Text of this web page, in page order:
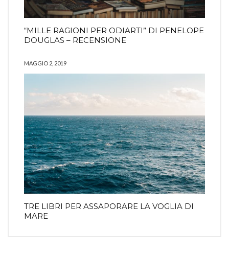
“MILLE RAGIONI PER ODIARTI” DI PENELOPE
DOUGLAS – RECENSIONE
MAGGIO 2, 2019
TRE LIBRI PER ASSAPORARE LA VOGLIA DI
MARE